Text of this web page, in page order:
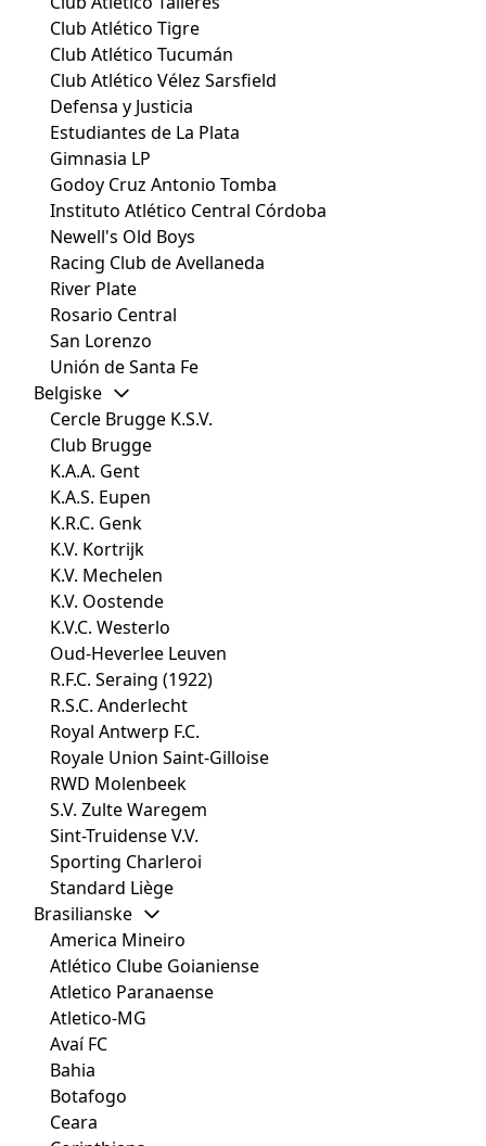
Club Atlético Tigre
Club Atlético Tucumán
Club Atlético Vélez Sarsfield
Defensa y Justicia
Estudiantes de La Plata
Gimnasia LP
Godoy Cruz Antonio Tomba
Instituto Atlético Central Córdoba
Newell's Old Boys
Racing Club de Avellaneda
River Plate
Rosario Central
San Lorenzo
Unión de Santa Fe
Belgiske
Cercle Brugge K.S.V.
Club Brugge
K.A.A. Gent
K.A.S. Eupen
K.R.C. Genk
K.V. Kortrijk
K.V. Mechelen
K.V. Oostende
K.V.C. Westerlo
Oud-Heverlee Leuven
R.F.C. Seraing (1922)
R.S.C. Anderlecht
Royal Antwerp F.C.
Royale Union Saint-Gilloise
RWD Molenbeek
S.V. Zulte Waregem
Sint-Truidense V.V.
Sporting Charleroi
Standard Liège
Brasilianske
America Mineiro
Atlético Clube Goianiense
Atletico Paranaense
Atletico-MG
Avaí FC
Bahia
Botafogo
Ceara